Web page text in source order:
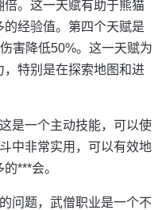
。这一天赋有助于熊猫
经验值。第四个天赋是
害降低50%。这一天赋为
特别是在探索地图和进
是一个主动技能，可以使
中非常实用，可以有效地
***会。
问题，武僧职业是一个不